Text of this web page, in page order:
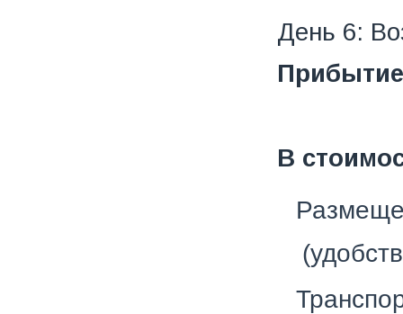
День 6:
В